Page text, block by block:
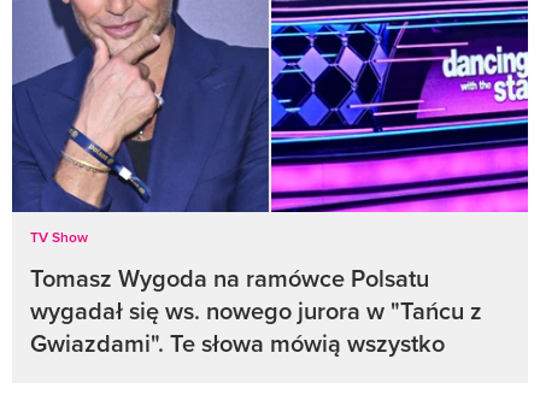
TV Show
Tomasz Wygoda na ramówce Polsatu
wygadał się ws. nowego jurora w "Tańcu z
Gwiazdami". Te słowa mówią wszystko